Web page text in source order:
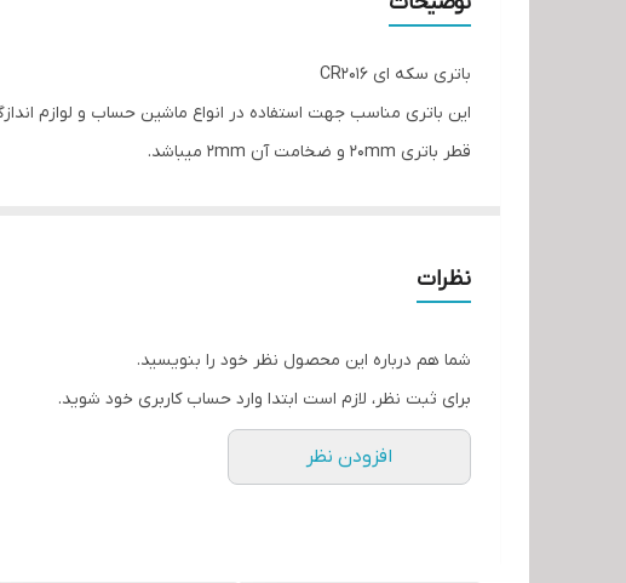
باتری سکه ای CR2016
این باتری مناسب جهت استفاده در انواع ماشین حساب و لوازم
قطر باتری ۲۰mm و ضخامت آن 2mm میباشد.
نظرات
شما هم درباره این محصول نظر خود را بنویسید.
برای ثبت نظر، لازم است ابتدا وارد حساب کاربری خود شوید.
افزودن نظر